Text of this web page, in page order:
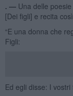
. — Una delle
[Dei figli] e recita così.
“E una donna che
Figli:
Ed egli disse: I vostri